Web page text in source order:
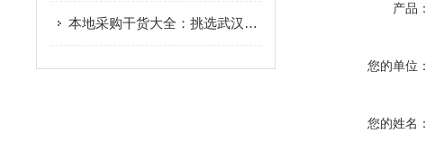
本地采购干货大全：挑选武汉继电保护测试仪厂家，7个核心要点一定要记牢！
产品：
您的单位：
您的姓名：